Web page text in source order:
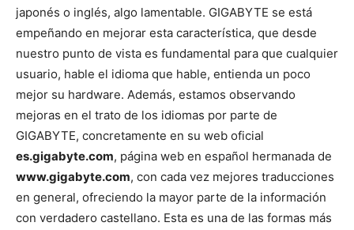
japonés o inglés, algo lamentable. GIGABYTE se está
empeñando en mejorar esta característica, que desde
nuestro punto de vista es fundamental para que cualquier
usuario, hable el idioma que hable, entienda un poco
mejor su hardware. Además, estamos observando
mejoras en el trato de los idiomas por parte de
GIGABYTE, concretamente en su web oficial
es.gigabyte.com, página web en español hermanada de
www.gigabyte.com, con cada vez mejores traducciones
en general, ofreciendo la mayor parte de la información
con verdadero castellano. Esta es una de las formas más